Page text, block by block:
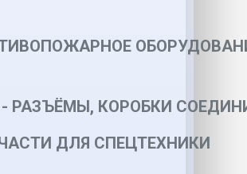
РАЗЪЁМЫ, КОРОБКИ
ДЛЯ СПЕЦТЕХНИКИ